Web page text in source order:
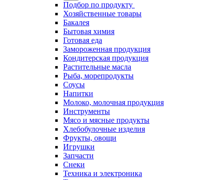
Подбор по продукту
Хозяйственные товары
Бакалея
Бытовая химия
Готовая еда
Замороженная продукция
Кондитерская продукция
Растительные масла
Рыба, морепродукты
Соусы
Напитки
Молоко, молочная продукция
Инструменты
Мясо и мясные продукты
Хлебобулочные изделия
Фрукты, овощи
Игрушки
Запчасти
Снеки
Техника и электроника